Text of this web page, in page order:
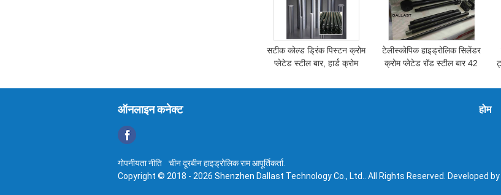
सटीक कोल्ड ड्रिंक पिस्टन क्रोम
प्लेटेड स्टील बार, हार्ड क्रोम
टेलीस्कोपिक हाइड्रोलिक सिलेंडर
क्रोम प्लेटेड रॉड स्टील बार 42
खोखले पिस्टन
ऑनलाइन कनेक्ट होम
गोपनीयता नीति
चीन दूरबीन हाइड्रोलिक राम आपूर्तिकर्ता.
Copyright © 2018 - 2026 Shenzhen Dallast Technology Co., Ltd.. All Rights Reserved. Developed by